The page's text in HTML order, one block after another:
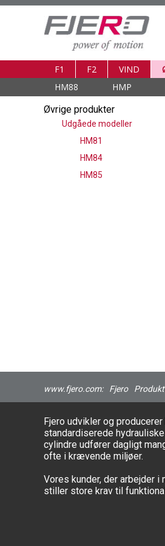
Øvrige produkter
Udgåede modeller
HM81
HM84
HM85
F1 F2 VIND
HM88
HMP
www.fjero.com: Fjero
Fjero udvikler og
standardiserede
cylindre udfører dagligt
ofte i krævende miljøer.
Vores kunder, der arbejder i
stiller store krav til